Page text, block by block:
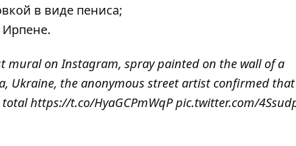
в ​​виде пениса;
mural on Instagram, spray painted on the wall of a
Ukraine, the anonymous street artist confirmed
totalhttps://t.co/HyaGCPmWqPpic.twitter.com/